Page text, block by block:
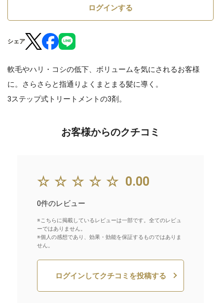
ログインする
シェア
軟毛やハリ・コシの低下、ボリュームを気にされるお客様
に。さらさらと指通りよくまとまる髪に導く。
3ステップ式トリートメントの3剤。
お客様からのクチコミ
☆☆☆☆☆ 0.00
0件のレビュー
※こちらに掲載しているレビューは一部です。全てのレビュ
ーではありません。
※個人の感想であり、効果・効能を保証するものではありま
せん。
ログインしてクチコミを投稿する